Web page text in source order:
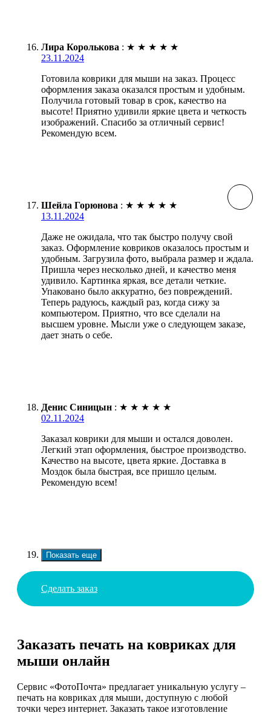
Лира Королькова : ★ ★ ★ ★ ★
23.11.2024
Готовила коврики для мыши на заказ. Процесс
оформления заказа оказался простым и удобным.
Получила готовый товар в срок, качество на
высоте! Приятно удивили яркие цвета и четкость
изображений. Спасибо за отличный сервис!
Рекомендую всем.
Шейла Горюнова : ★ ★ ★ ★ ★
13.11.2024
Даже не ожидала, что так быстро получу свой
заказ. Оформление ковриков оказалось простым и
удобным. Загрузила фото, выбрала размер и ждала.
Пришла через несколько дней, и качество меня
удивило. Картинка яркая, все детали четкие.
Упаковано было аккуратно, без повреждений.
Теперь радуюсь, каждый раз, когда сижу за
компьютером. Приятно, что все сделали на
высшем уровне. Мысли уже о следующем заказе,
дает знать о себе.
Денис Синицын : ★ ★ ★ ★ ★
02.11.2024
Заказал коврики для мыши и остался доволен.
Легкий этап оформления, быстрое производство.
Качество на высоте, цвета яркие. Доставка в
Моздок была быстрая, все пришло целым.
Рекомендую всем!
Показать еще
Сделать заказ
Заказать печать на ковриках для
мыши онлайн
Сервис «ФотоПочта» предлагает уникальную услугу –
печать на ковриках для мыши, доступную с любой
точки через интернет. Заказать такое изготовление